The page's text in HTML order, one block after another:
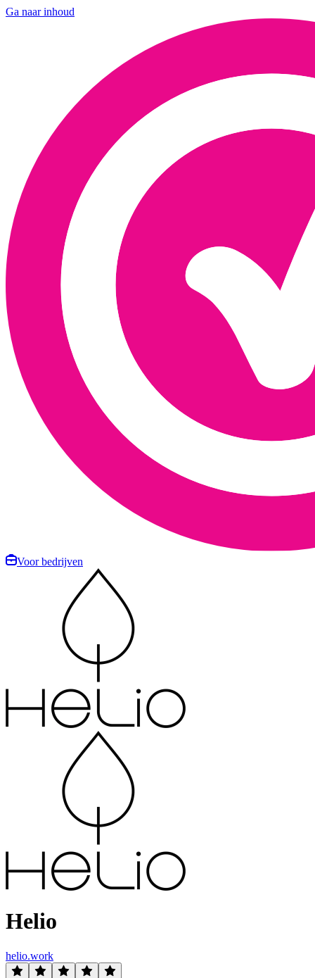
Ga naar inhoud
Voor bedrijven
Helio
helio.work